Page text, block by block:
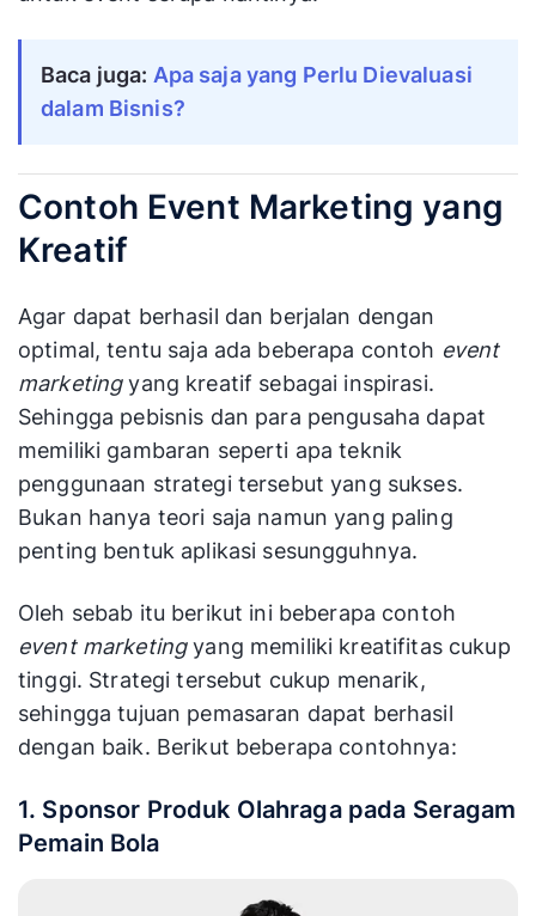
Kemudian, siapkan laporan dari hasil yang diraih
untuk memberikan data yang valid pada
perusahaan. Sehingga bisa menjadi masukan
untuk event serupa nantinya.
Apa saja yang Perlu Dievaluasi
dalam Bisnis?
Contoh Event Marketing yang
Kreatif
Agar dapat berhasil dan berjalan dengan
optimal, tentu saja ada beberapa contoh
marketing
yang kreatif sebagai inspirasi.
Sehingga pebisnis dan para pengusaha dapat
memiliki gambaran seperti apa teknik
penggunaan strategi tersebut yang sukses.
Bukan hanya teori saja namun yang paling
penting bentuk aplikasi sesungguhnya.
Oleh sebab itu berikut ini beberapa contoh
event marketingyang memiliki kreatifitas cukup
tinggi. Strategi tersebut cukup menarik,
dengan baik. Berikut beberapa contohnya: